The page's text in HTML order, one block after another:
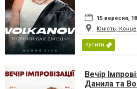
15 вересня,
Юність,
Купити
Вечір
Данила та